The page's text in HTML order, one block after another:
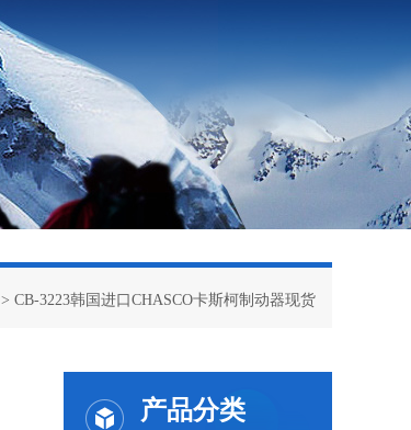
> CB-3223韩国进口CHASCO卡斯柯制动器现货
产品分类